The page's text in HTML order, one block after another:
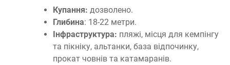
Купання: дозволено.
Глибина: 18-22 метри.
Інфраструктура: пляжі, місця для кемпінгу
та пікніку, альтанки, база відпочинку,
прокат човнів та катамаранів.